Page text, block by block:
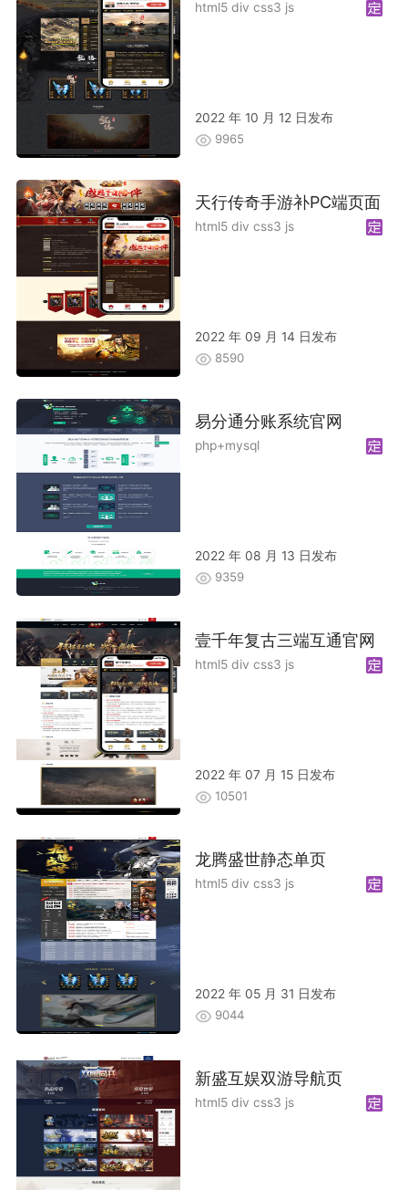
html5 div css3 js
2022 年 10 月 12 日发布
9965
天行传奇手游补PC端页面
html5 div css3 js
2022 年 09 月 14 日发布
8590
易分通分账系统官网
php+mysql
2022 年 08 月 13 日发布
9359
壹千年复古三端互通官网
html5 div css3 js
2022 年 07 月 15 日发布
10501
龙腾盛世静态单页
html5 div css3 js
2022 年 05 月 31 日发布
9044
新盛互娱双游导航页
html5 div css3 js